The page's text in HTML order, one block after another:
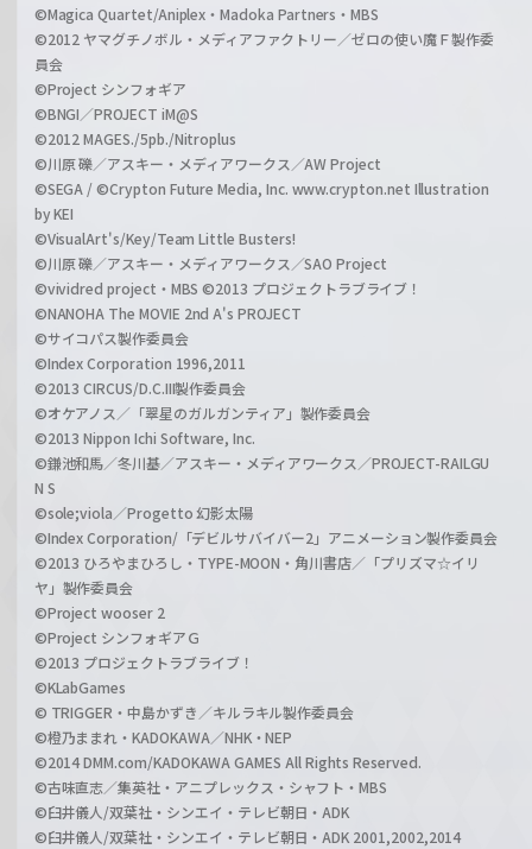
©Magica Quartet/Aniplex・Madoka Partners・MBS
©2012 ヤマグチノボル・メディアファクトリー／ゼロの使い魔Ｆ製作委
員会
©Project シンフォギア
©BNGI／PROJECT iM@S
©2012 MAGES./5pb./Nitroplus
©川原 礫／アスキー・メディアワークス／AW Project
©SEGA / ©Crypton Future Media, Inc. www.crypton.net Illustration
by KEI
©VisualArt's/Key/Team Little Busters!
©川原 礫／アスキー・メディアワークス／SAO Project
©vividred project・MBS ©2013 プロジェクトラブライブ！
©NANOHA The MOVIE 2nd A's PROJECT
©サイコパス製作委員会
©Index Corporation 1996,2011
©2013 CIRCUS/D.C.III製作委員会
©オケアノス／「翠星のガルガンティア」製作委員会
©2013 Nippon Ichi Software, Inc.
©鎌池和馬／冬川基／アスキー・メディアワークス／PROJECT-RAILGU
N S
©sole;viola／Progetto 幻影太陽
©Index Corporation/「デビルサバイバー2」アニメーション製作委員会
©2013 ひろやまひろし・TYPE-MOON・角川書店／「プリズマ☆イリ
ヤ」製作委員会
©Project wooser 2
©Project シンフォギアＧ
©2013 プロジェクトラブライブ！
©KLabGames
© TRIGGER・中島かずき／キルラキル製作委員会
©橙乃ままれ・KADOKAWA／NHK・NEP
©2014 DMM.com/KADOKAWA GAMES All Rights Reserved.
©古味直志／集英社・アニプレックス・シャフト・MBS
©臼井儀人/双葉社・シンエイ・テレビ朝日・ADK
©臼井儀人/双葉社・シンエイ・テレビ朝日・ADK 2001,2002,2014